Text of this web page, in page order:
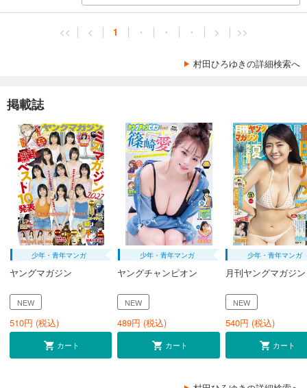
<< < 1 ・ ・ ・ > >>
村田ひろゆきの詳細検索へ
掲載誌
少年・青年マンガ
ヤングマガジン
NEW
510円 (税込)
カート
少年・青年マンガ
ヤングチャンピオン
NEW
489円 (税込)
カート
少年・青年マンガ
月刊ヤングマガジン
NEW
540円 (税込)
カート